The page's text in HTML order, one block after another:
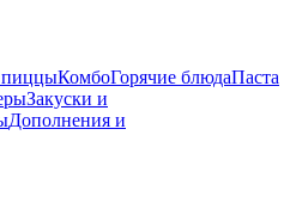
пиццыКомбоГорячие блюдаПаста
Закуски и
Дополнения и